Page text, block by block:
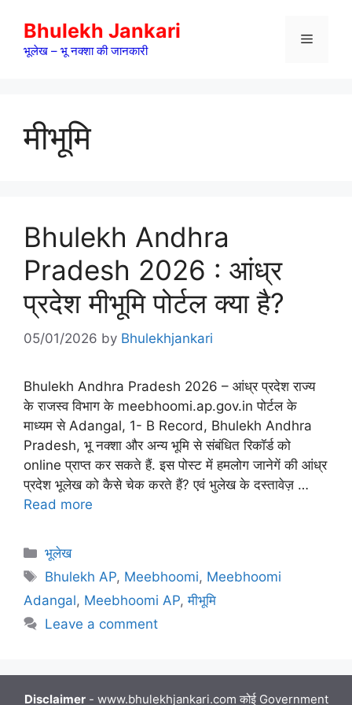
content
Bhulekh Jankari
भूलेख – भू नक्शा की जानकारी
Menu
मीभूमि
Bhulekh Andhra
Pradesh 2026 : आंध्र
प्रदेश मीभूमि पोर्टल क्या है?
05/01/2026 by Bhulekhjankari
Bhulekh Andhra Pradesh 2026 – आंध्र प्रदेश राज्य
के राजस्व विभाग के meebhoomi.ap.gov.in पोर्टल के
माध्यम से Adangal, 1- B Record, Bhulekh Andhra
Pradesh, भू नक्शा और अन्य भूमि से संबंधित रिकॉर्ड को
online प्राप्त कर सकते हैं. इस पोस्ट में हमलोग जानेगें की आंध्र
प्रदेश भूलेख को कैसे चेक करते हैं? एवं भुलेख के दस्तावेज़ …
Read more
Categories
भूलेख
Tags
Bhulekh AP, Meebhoomi, Meebhoomi
Adangal, Meebhoomi AP,मीभूमि
Leave a comment
Disclaimer- www.bhulekhjankari.com कोई Government